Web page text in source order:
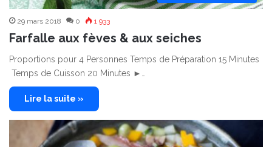
29 mars 2018 0 1 933
Farfalle aux fèves & aux seiches
Proportions pour 4 Personnes Temps de Préparation 15 Minutes
Temps de Cuisson 20 Minutes ►…
Lire la suite »